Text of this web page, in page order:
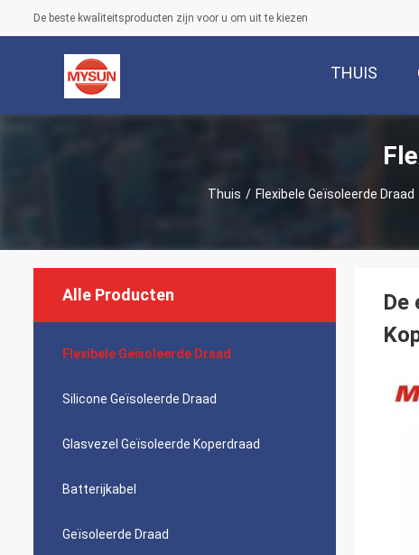
De beste kwaliteitsproducten zijn voor u om uit te kiezen
THUIS
Thuis / Flexibele Geïsoleerde Draad
Alle Producten
Flexibele Geïsoleerde Draad
Silicone Geïsoleerde Draad
Glasvezel Geïsoleerde Koperdraad
Batterijkabel
Geïsoleerde Draad
De